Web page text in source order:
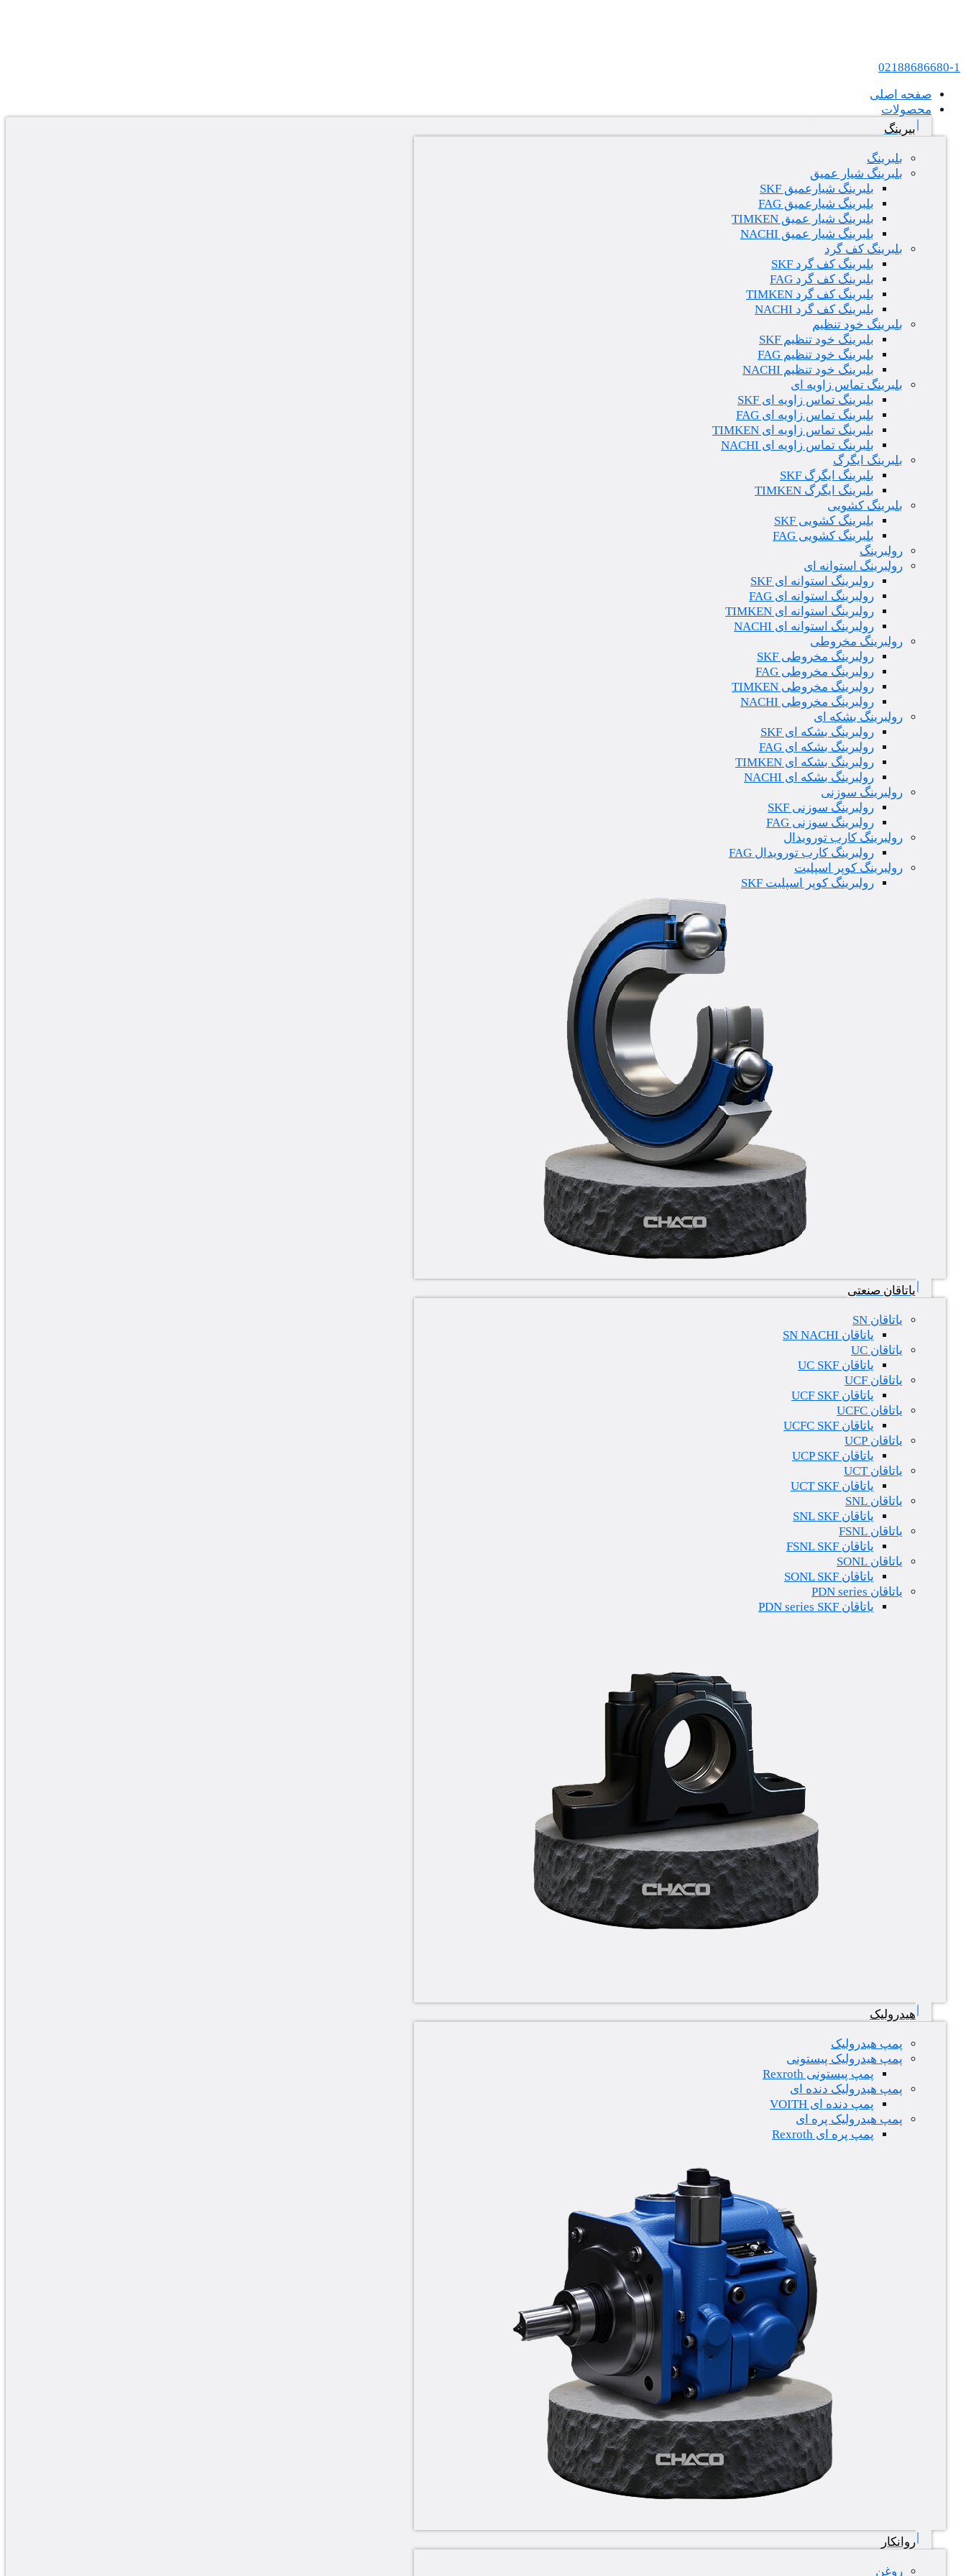
02188686680-1
صفحه اصلی
محصولات
بیرینگ
بلبرینگ
بلبرینگ شیار عمیق
بلبرینگ شیارعمیق SKF
بلبرینگ شیارعمیق FAG
بلبرینگ شیار عمیق TIMKEN
بلبرینگ شیار عمیق NACHI
بلبرینگ کف گرد
بلبرینگ کف گرد SKF
بلبرینگ کف گرد FAG
بلبرینگ کف گرد TIMKEN
بلبرینگ کف گرد NACHI
بلبرینگ خود تنظیم
بلبرینگ خود تنظیم SKF
بلبرینگ خود تنظیم FAG
بلبرینگ خود تنظیم NACHI
بلبرینگ تماس زاویه ای
بلبرینگ تماس زاویه ای SKF
بلبرینگ تماس زاویه ای FAG
بلبرینگ تماس زاویه ای TIMKEN
بلبرینگ تماس زاویه ای NACHI
بلبرینگ ایگرگ
بلبرینگ ایگرگ SKF
بلبرینگ ایگرگ TIMKEN
بلبرینگ کشویی
بلبرینگ کشویی SKF
بلبرینگ کشویی FAG
رولبرینگ
رولبرینگ استوانه ای
رولبرینگ استوانه ای SKF
رولبرینگ استوانه ای FAG
رولبرینگ استوانه ای TIMKEN
رولبرینگ استوانه ای NACHI
رولبرینگ مخروطی
رولبرینگ مخروطی SKF
رولبرینگ مخروطی FAG
رولبرینگ مخروطی TIMKEN
رولبرینگ مخروطی NACHI
رولبرینگ بشکه ای
رولبرینگ بشکه ای SKF
رولبرینگ بشکه ای FAG
رولبرینگ بشکه ای TIMKEN
رولبرینگ بشکه ای NACHI
رولبرینگ سوزنی
رولبرینگ سوزنی SKF
رولبرینگ سوزنی FAG
رولبرینگ کارب تورویدال
رولبرینگ کارب تورویدال FAG
رولبرینگ کوپر اسپلیت
رولبرینگ کوپر اسپلیت SKF
یاتاقان صنعتی
یاتاقان SN
یاتاقان SN NACHI
یاتاقان UC
یاتاقان UC SKF
یاتاقان UCF
یاتاقان UCF SKF
یاتاقان UCFC
یاتاقان UCFC SKF
یاتاقان UCP
یاتاقان UCP SKF
یاتاقان UCT
یاتاقان UCT SKF
یاتاقان SNL
یاتاقان SNL SKF
یاتاقان FSNL
یاتاقان FSNL SKF
یاتاقان SONL
یاتاقان SONL SKF
یاتاقان PDN series
یاتاقان PDN series SKF
هیدرولیک
پمپ هیدرولیک
پمپ هیدرولیک پیستونی
پمپ پیستونی Rexroth
پمپ هیدرولیک دنده ای
پمپ دنده ای VOITH
پمپ هیدرولیک پره ای
پمپ پره ای Rexroth
روانکار
روغن